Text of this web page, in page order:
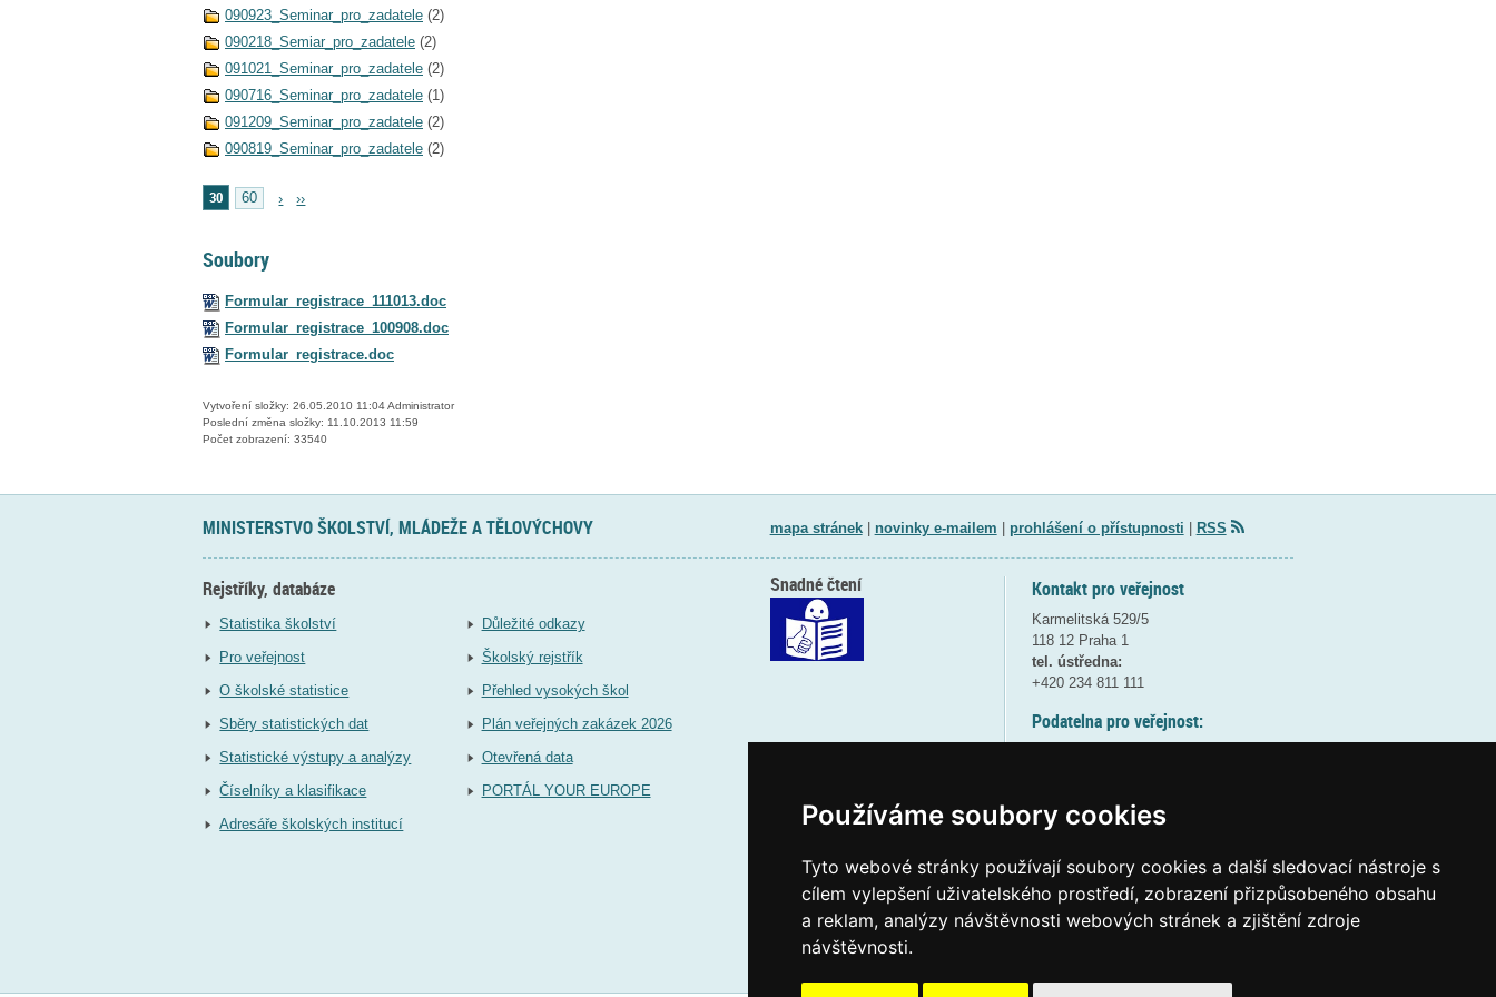
Používáme soubory cookies
Tyto webové stránky používají soubory cookies a další sledovací nástroje s
cílem vylepšení uživatelského prostředí, zobrazení přizpůsobeného obsahu
a reklam, analýzy návštěvnosti webových stránek a zjištění zdroje
návštěvnosti.
090923_Seminar_pro_zadatele (2)
090218_Semiar_pro_zadatele (2)
091021_Seminar_pro_zadatele (2)
090716_Seminar_pro_zadatele (1)
091209_Seminar_pro_zadatele (2)
090819_Seminar_pro_zadatele (2)
30 60 › ››
Soubory
Formular_registrace_111013.doc
Formular_registrace_100908.doc
Formular_registrace.doc
Vytvoření složky: 26.05.2010 11:04 Administrator
Poslední změna složky: 11.10.2013 11:59
Počet zobrazení: 33540
MINISTERSTVO ŠKOLSTVÍ, MLÁDEŽE A TĚLOVÝCHOVY mapa stránek| novinky e-mailem | prohlášení o přístupnosti | RSS
Rejstříky, databáze
Statistika školství
Pro veřejnost
O školské statistice
Sběry statistických dat
Statistické výstupy a analýzy
Číselníky a klasifikace
Adresáře školských institucí
Důležité odkazy
Školský rejstřík
Přehled vysokých škol
Plán veřejných zakázek 2026
Otevřená data
PORTÁL YOUR EUROPE
Kontakt pro veřejnost
Karmelitská 529/5
118 12 Praha 1
tel. ústředna:
+420 234 811 111
Podatelna pro veřejnost:
(více informací
Elektronická podatelna:
posta@msmtgov cz
Snadné čtení